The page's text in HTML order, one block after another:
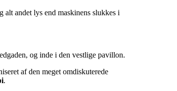
alt andet lys end maskinens slukkes i
og inde i den vestlige pavillon.
af den meget omdiskuterede
.